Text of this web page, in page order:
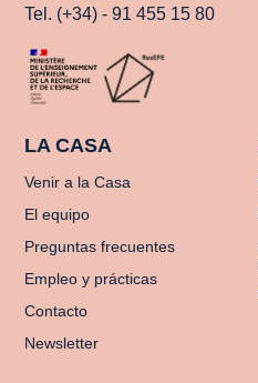
Tel. (+34) - 91 455 15 80
LA CASA
Venir a la Casa
El equipo
Preguntas frecuentes
Empleo y prácticas
Contacto
Newsletter